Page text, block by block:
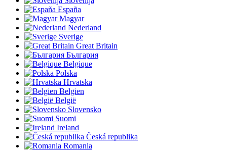
España
Magyar
Nederland
Sverige
Great Britain
България
Belgique
Polska
Hrvatska
Belgien
België
Slovensko
Suomi
Ireland
Česká republika
Romania